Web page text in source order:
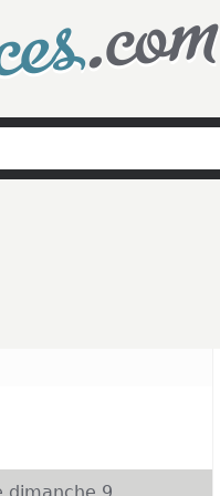
.com